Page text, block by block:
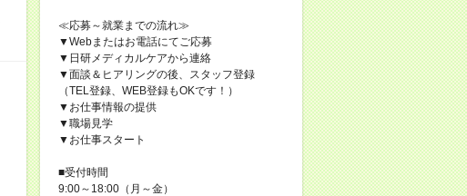
≪応募～就業までの流れ≫
▼Webまたはお電話にてご応募
▼日研メディカルケアから連絡
▼面談＆ヒアリングの後、スタッフ登録
（TEL登録、WEB登録もOKです！）
▼お仕事情報の提供
▼職場見学
▼お仕事スタート
■受付時間
9:00～18:00（月～金）